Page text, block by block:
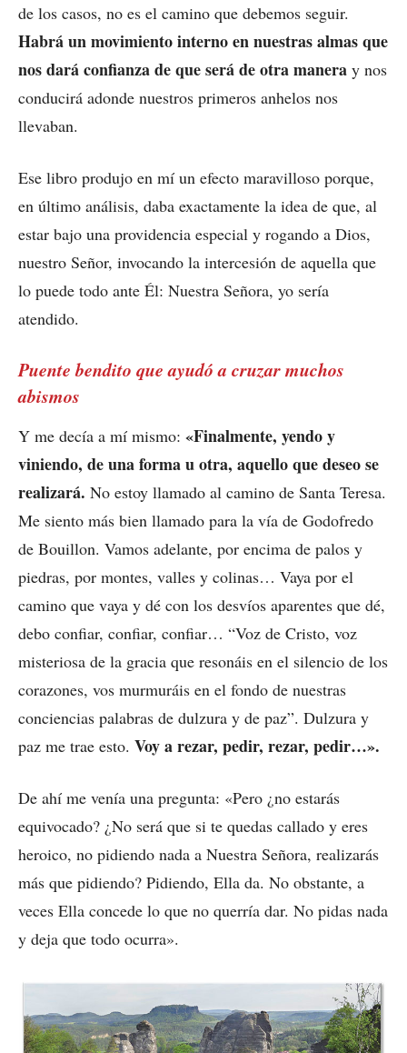
de los casos, no es el camino que debemos seguir.
Habrá un movimiento interno en nuestras almas que
nos dará confianza de que será de otra manera y nos
conducirá adonde nuestros primeros anhelos nos
llevaban.
Ese libro produjo en mí un efecto maravilloso porque,
en último análisis, daba exactamente la idea de que, al
estar bajo una providencia especial y rogando a Dios,
nuestro Señor, invocando la intercesión de aquella que
lo puede todo ante Él: Nuestra Señora, yo sería
atendido.
Puente bendito que ayudó a cruzar muchos
abismos
Y me decía a mí mismo: «Finalmente, yendo y
viniendo, de una forma u otra, aquello que deseo se
realizará. No estoy llamado al camino de Santa Teresa.
Me siento más bien llamado para la vía de Godofredo
de Bouillon. Vamos adelante, por encima de palos y
piedras, por montes, valles y colinas… Vaya por el
camino que vaya y dé con los desvíos aparentes que dé,
debo confiar, confiar, confiar… “Voz de Cristo, voz
misteriosa de la gracia que resonáis en el silencio de los
corazones, vos murmuráis en el fondo de nuestras
conciencias palabras de dulzura y de paz”. Dulzura y
paz me trae esto. Voy a rezar, pedir, rezar, pedir…».
De ahí me venía una pregunta: «Pero ¿no estarás
equivocado? ¿No será que si te quedas callado y eres
heroico, no pidiendo nada a Nuestra Señora, realizarás
más que pidiendo? Pidiendo, Ella da. No obstante, a
veces Ella concede lo que no querría dar. No pidas nada
y deja que todo ocurra».